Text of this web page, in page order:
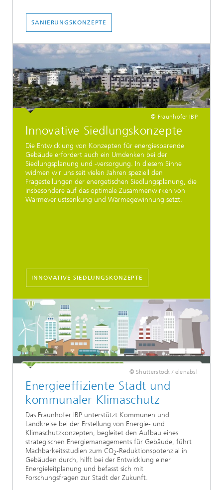
SANIERUNGSKONZEPTE
© Fraunhofer IBP
Innovative Siedlungskonzepte
Die Entwicklung von Konzepten für energiesparende
Gebäude erfordert auch ein Umdenken bei der
Siedlungsplanung und -versorgung. In diesem Sinne
widmen wir uns seit vielen Jahren speziell den
Fragestellungen der energetischen Siedlungsplanung, die
insbesondere auf das optimale Zusammenwirken von
Wärmeverlustsenkung und Wärmegewinnung setzt.
INNOVATIVE SIEDLUNGSKONZEPTE
© Shutterstock / elenabsl
Energieeffiziente Stadt und
kommunaler Klimaschutz
Das Fraunhofer IBP unterstützt Kommunen und
Landkreise bei der Erstellung von Energie- und
Klimaschutzkonzepten, begleitet den Aufbau eines
strategischen Energiemanagements für Gebäude, führt
Machbarkeitsstudien zum CO2-Reduktionspotenzial in
Gebäuden durch, hilft bei der Entwicklung einer
Energieleitplanung und befasst sich mit
Forschungsfragen zur Stadt der Zukunft.